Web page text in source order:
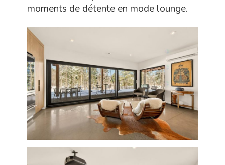
moments de détente en mode lounge.